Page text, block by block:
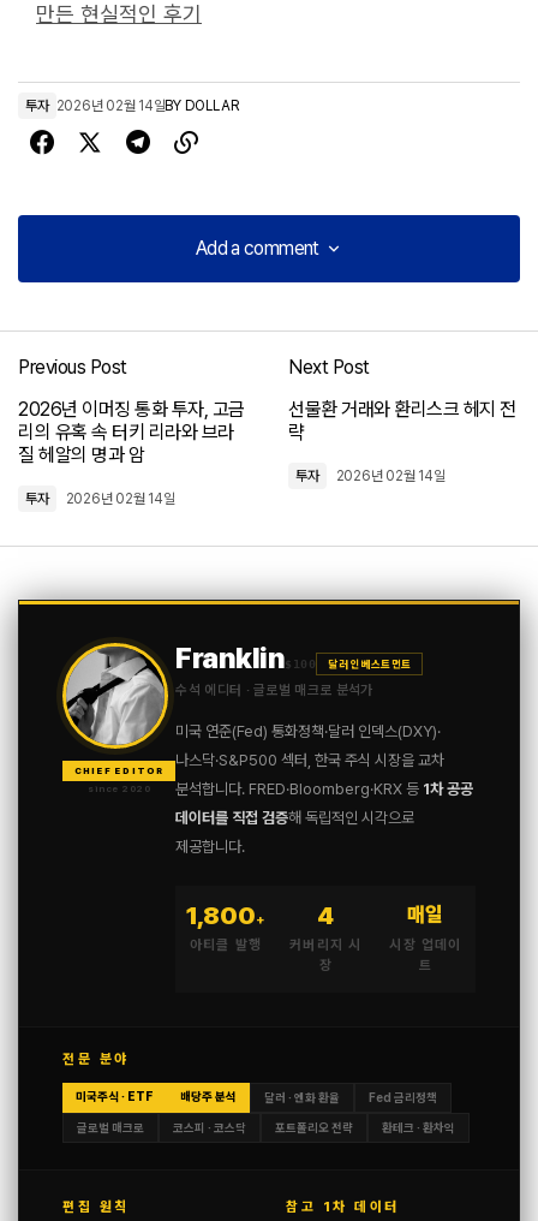
만든 현실적인 후기
투자 2026년 02월 14일BY DOLLAR
Add a comment
Add a comment
Previous Post
2026년 이머징 통화 투자, 고금
리의 유혹 속 터키 리라와 브라
질 헤알의 명과 암
투자 2026년 02월 14일
Next Post
선물환 거래와 환리스크 헤지 전
략
투자 2026년 02월 14일
CHIEF EDITOR
since 2020
Franklin$100 달러 인베스트먼트
수석 에디터 · 글로벌 매크로 분석가
미국 연준(Fed) 통화정책·달러 인덱스(DXY)·
나스닥·S&P500 섹터, 한국 주식 시장을 교차
분석합니다. FRED·Bloomberg·KRX 등 1차 공공
데이터를 직접 검증해 독립적인 시각으로
제공합니다.
1,800+
아티클 발행
4
커버리지 시
장
매일
시장 업데이
트
전문 분야
미국주식 · ETF 배당주 분석 달러 · 엔화 환율 Fed 금리정책
글로벌 매크로 코스피 · 코스닥 포트폴리오 전략 환테크 · 환차익
편집 원칙 참고 1차 데이터